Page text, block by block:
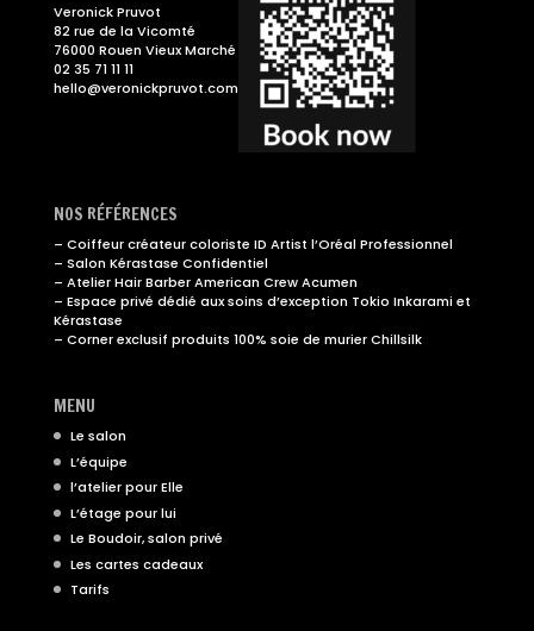
Veronick Pruvot
82 rue de la Vicomté
76000 Rouen Vieux Marché
02 35 71 11 11
hello@veronickpruvot.com
NOS RÉFÉRENCES
– Coiffeur créateur coloriste ID Artist l’Oréal Professionnel
– Salon Kérastase Confidentiel
– Atelier Hair Barber American Crew Acumen
– Espace privé dédié aux soins d’exception Tokio Inkarami et
Kérastase
– Corner exclusif produits 100% soie de murier Chillsilk
MENU
Le salon
L’équipe
l’atelier pour Elle
L’étage pour lui
Le Boudoir, salon privé
Les cartes cadeaux
Tarifs